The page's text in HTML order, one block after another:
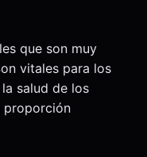
que son muy
vitales para los
salud de los
proporción